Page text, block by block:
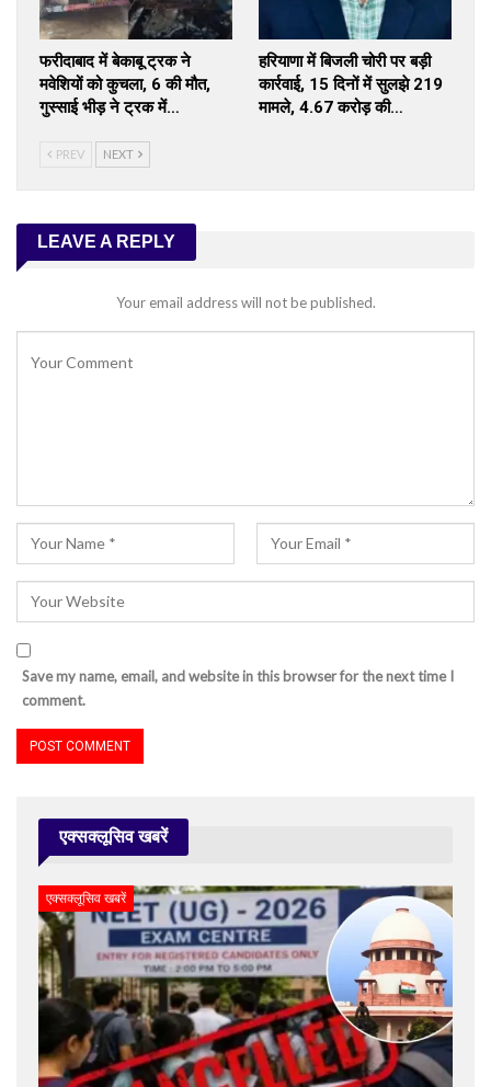
फरीदाबाद में बेकाबू ट्रक ने
मवेशियों को कुचला, 6 की मौत,
गुस्साई भीड़ ने ट्रक में…
हरियाणा में बिजली चोरी पर बड़ी
कार्रवाई, 15 दिनों में सुलझे 219
मामले, ₹4.67 करोड़ की…
PREV NEXT
LEAVE A REPLY
Your email address will not be published.
Save my name, email, and website in this browser for the next time I
comment.
एक्सक्लूसिव खबरें
एक्सक्लूसिव खबरें